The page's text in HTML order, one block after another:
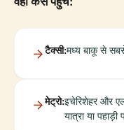
टैक्सी:मध्य बाकू से
मेट्रो:इचेरिशेहर और
यात्रा या पहाड़ी